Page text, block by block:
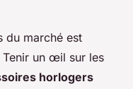
du marché est
un œil sur les
horlogers